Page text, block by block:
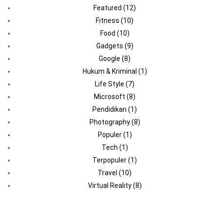
Featured (12)
Fitness (10)
Food (10)
Gadgets (9)
Google (8)
Hukum & Kriminal (1)
Life Style (7)
Microsoft (8)
Pendidikan (1)
Photography(8)
Populer(1)
Tech (1)
Terpopuler(1)
Travel (10)
Virtual Reality(8)